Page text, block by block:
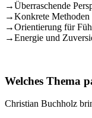
→Überraschende
→Konkrete Methoden
→Orientierung für
→Energie und
Welches Thema
Christian Buchholz